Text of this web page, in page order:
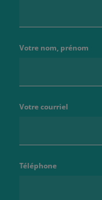
Votre nom, prénom
Votre courriel
Téléphone